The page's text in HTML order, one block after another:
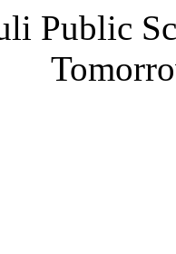
Public